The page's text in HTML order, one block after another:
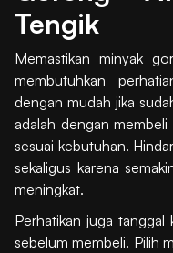
Tengik
Memastikan minyak
membutuhkan
dengan mudah jika
adalah dengan
sesuai kebutuhan.
sekaligus karena
meningkat.
Perhatikan juga tanggal
sebelum membeli. Pilih